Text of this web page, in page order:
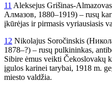
11 Aleksejus Grišinas-
Алмaзов, 1880–1919) – rusų
įkūrėjas ir pirmasis vyriausiasis
12 Nikolajus Soročinskis
1878–?) – rusų pulkininkas,
Sibire ėmus veikti Čekoslovakų
įgulos karinei tarybai, 1918 m.
miesto valdžia.